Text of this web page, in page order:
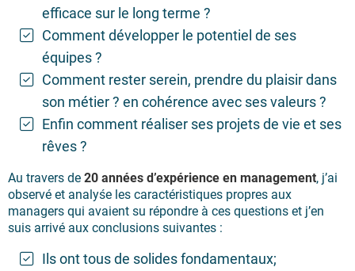
efficace sur le long terme ?
Comment développer le potentiel de ses
équipes ?
Comment rester serein, prendre du plaisir dans
son métier ? en cohérence avec ses valeurs ?
Enfin comment réaliser ses projets de vie et ses
rêves ?
Au travers de 20 années d’expérience en management, j’ai
observé et analyśe les caractéristiques propres aux
managers qui avaient su répondre à ces questions et j’en
suis arrivé aux conclusions suivantes :
Ils ont tous de solides fondamentaux;